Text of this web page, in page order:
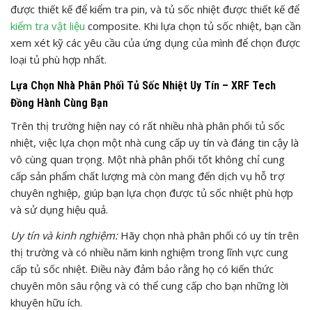
được thiết kế để kiểm tra pin, và tủ sốc nhiệt được thiết kế để
kiểm tra vật liệu composite. Khi lựa chọn tủ sốc nhiệt, bạn cần
xem xét kỹ các yêu cầu của ứng dụng của mình để chọn được
loại tủ phù hợp nhất.
Lựa Chọn Nhà Phân Phối Tủ Sốc Nhiệt Uy Tín – XRF Tech
Đồng Hành Cùng Bạn
Trên thị trường hiện nay có rất nhiều nhà phân phối tủ sốc
nhiệt, việc lựa chọn một nhà cung cấp uy tín và đáng tin cậy là
vô cùng quan trọng. Một nhà phân phối tốt không chỉ cung
cấp sản phẩm chất lượng mà còn mang đến dịch vụ hỗ trợ
chuyên nghiệp, giúp bạn lựa chọn được tủ sốc nhiệt phù hợp
và sử dụng hiệu quả.
Uy tín và kinh nghiệm:Hãy chọn nhà phân phối có uy tín trên
thị trường và có nhiều năm kinh nghiệm trong lĩnh vực cung
cấp tủ sốc nhiệt. Điều này đảm bảo rằng họ có kiến thức
chuyên môn sâu rộng và có thể cung cấp cho bạn những lời
khuyên hữu ích.